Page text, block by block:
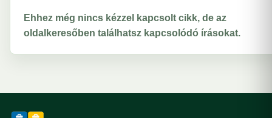
Ehhez még nincs kézzel kapcsolt cikk, de az
oldalkeresőben találhatsz kapcsolódó írásokat.